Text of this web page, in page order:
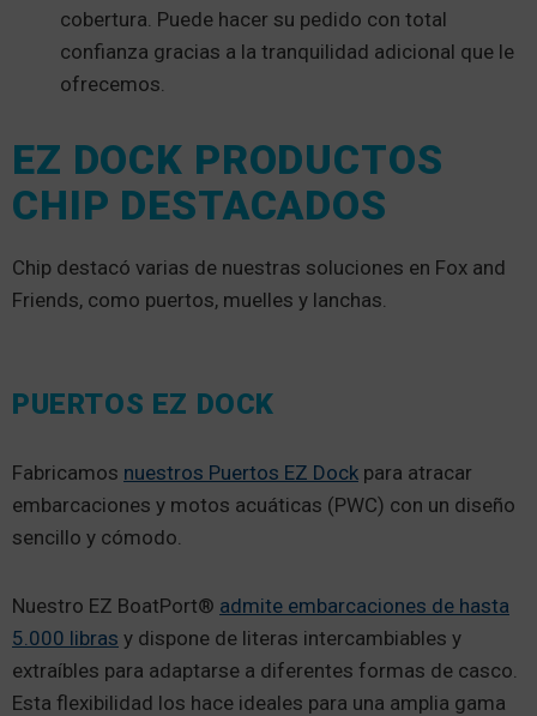
cobertura. Puede hacer su pedido con total
confianza gracias a la tranquilidad adicional que le
ofrecemos.
EZ DOCK PRODUCTOS
CHIP DESTACADOS
Chip destacó varias de nuestras soluciones en Fox and
Friends, como puertos, muelles y lanchas.
PUERTOS EZ DOCK
Fabricamos nuestros Puertos EZ Dock para atracar
embarcaciones y motos acuáticas (PWC) con un diseño
sencillo y cómodo.
Nuestro EZ BoatPort® admite embarcaciones de hasta
5.000 libras y dispone de literas intercambiables y
extraíbles para adaptarse a diferentes formas de casco.
Esta flexibilidad los hace ideales para una amplia gama